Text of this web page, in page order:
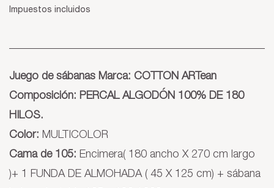
Impuestos incluidos
Juego de sábanas Marca: COTTON ARTean
Composición: PERCAL ALGODÓN 100% DE 180
HILOS.
Color: MULTICOLOR
Cama de 105: Encimera( 180 ancho X 270 cm largo
)+ 1 FUNDA DE ALMOHADA ( 45 X 125 cm) + sábana